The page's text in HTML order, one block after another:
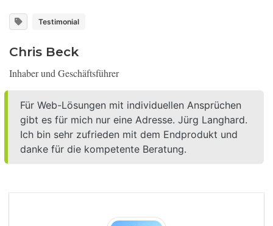
Testimonial
Chris Beck
Inhaber und Geschäftsführer
Für Web-Lösungen mit individuellen Ansprüchen
gibt es für mich nur eine Adresse. Jürg Langhard.
Ich bin sehr zufrieden mit dem Endprodukt und
danke für die kompetente Beratung.